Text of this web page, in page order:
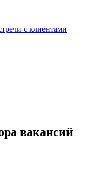
с клиентами
вакансий